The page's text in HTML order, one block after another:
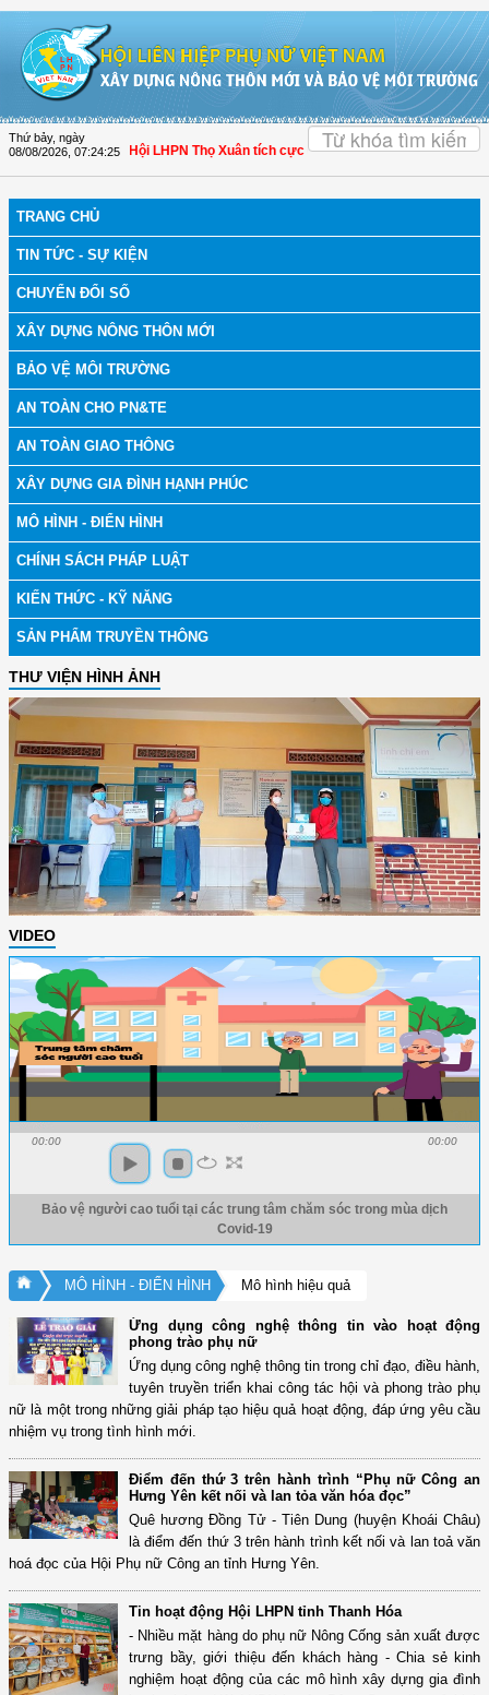
Thứ bảy, ngày
08/08/2026 07:24:26
| Thanh Hóa: Hội LHPN Thọ Xuân tích cực góp phần nâng cao tỷ lệ người
TRANG CHỦ
TIN TỨC - SỰ KIỆN
CHUYỂN ĐỔI SỐ
XÂY DỰNG NÔNG THÔN MỚI
BẢO VỆ MÔI TRƯỜNG
AN TOÀN CHO PN&TE
AN TOÀN GIAO THÔNG
XÂY DỰNG GIA ĐÌNH HẠNH PHÚC
MÔ HÌNH - ĐIỂN HÌNH
CHÍNH SÁCH PHÁP LUẬT
KIẾN THỨC - KỸ NĂNG
SẢN PHẨM TRUYỀN THÔNG
THƯ VIỆN HÌNH ẢNH
VIDEO
00:00 00:00
Bảo vệ người cao tuổi tại các trung tâm chăm sóc trong mùa dịch
Covid-19
MÔ HÌNH - ĐIỂN HÌNH Mô hình hiệu quả
Ứng dụng công nghệ thông tin vào hoạt động
phong trào phụ nữ
Ứng dụng công nghệ thông tin trong chỉ đạo, điều hành,
tuyên truyền triển khai công tác hội và phong trào phụ
nữ là một trong những giải pháp tạo hiệu quả hoạt động, đáp ứng yêu cầu
nhiệm vụ trong tình hình mới.
Điểm đến thứ 3 trên hành trình “Phụ nữ Công an
Hưng Yên kết nối và lan tỏa văn hóa đọc”
Quê hương Đồng Tử - Tiên Dung (huyện Khoái Châu)
là điểm đến thứ 3 trên hành trình kết nối và lan toả văn
hoá đọc của Hội Phụ nữ Công an tỉnh Hưng Yên.
Tin hoạt động Hội LHPN tỉnh Thanh Hóa
- Nhiều mặt hàng do phụ nữ Nông Cống sản xuất được
trưng bầy, giới thiệu đến khách hàng - Chia sẻ kinh
nghiệm hoạt động của các mô hình xây dựng gia đình
OK